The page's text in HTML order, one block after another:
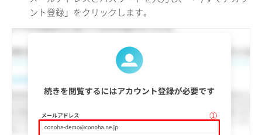
ント登録」をクリックします。